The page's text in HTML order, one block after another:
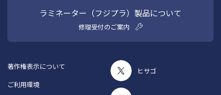
ラミネーター（フジプラ）製品について
修理受付のご案内
ヒサゴ
著作権表示について
ご利用環境